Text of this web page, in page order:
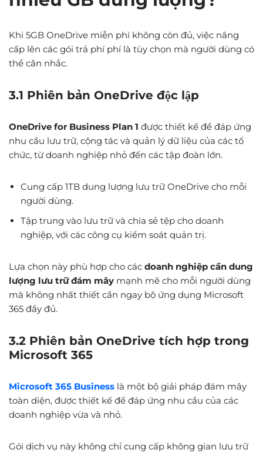
Khi 5GB OneDrive miễn phí không còn đủ, việc nâng
cấp lên các gói trả phí phí là tùy chọn mà người dùng có
thể cân nhắc.
3.1 Phiên bản OneDrive độc lập
OneDrive for Business Plan 1 được thiết kế để đáp ứng
nhu cầu lưu trữ, cộng tác và quản lý dữ liệu của các tổ
chức, từ doanh nghiệp nhỏ đến các tập đoàn lớn.
Cung cấp 1TB dung lượng lưu trữ OneDrive cho mỗi
người dùng.
Tập trung vào lưu trữ và chia sẻ tệp cho doanh
nghiệp, với các công cụ kiểm soát quản trị.
Lựa chọn này phù hợp cho các doanh nghiệp cần dung
lượng lưu trữ đám mây mạnh mẽ cho mỗi người dùng
mà không nhất thiết cần ngay bộ ứng dụng Microsoft
365 đầy đủ.
3.2 Phiên bản OneDrive tích hợp trong
Microsoft 365
Microsoft 365 Business là một bộ giải pháp đám mây
toàn diện, được thiết kế để đáp ứng nhu cầu của các
doanh nghiệp vừa và nhỏ.
Gói dịch vụ này không chỉ cung cấp không gian lưu trữ